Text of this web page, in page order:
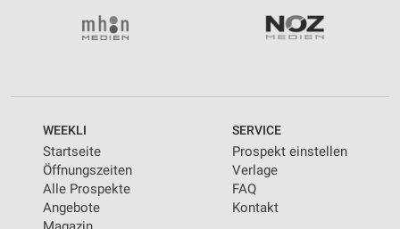
WEEKLI
Startseite
Öffnungszeiten
Alle Prospekte
Angebote
SERVICE
Prospekt einstellen
Verlage
FAQ
Kontakt